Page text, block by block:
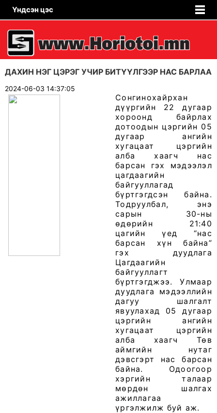
Үндсэн цэс
ДАХИН НЭГ ЦЭРЭГ УЧИР БИТҮҮЛГЭЭР НАС БАРЛАА
2024-06-03 14:37:05
Сонгинохайрхан
дүүргийн 22 дугаар
хороонд байрлах
дотоодын цэргийн 05
дугаар ангийн
хугацаат цэргийн
алба хаагч нас
барсан гэх мэдээлэл
цагдаагийн
байгууллагад
бүртгэгдсэн байна.
Тодруулбал, энэ
сарын 30-ны
өдөрийн 21:40
цагийн үед “нас
барсан хүн байна”
гэх дуудлага
Цагдаагийн
байгууллагт
бүртгэгджээ. Улмаар
дуудлага мэдээллийн
дагуу шалгалт
явуулахад 05 дугаар
цэргийн ангийн
хугацаат цэргийн
алба хаагч Төв
аймгийн нутаг
дэвсгэрт нас барсан
байна. Одоогоор
хэргийн талаар
мөрдөн шалгах
ажиллагаа
үргэлжилж буй аж.